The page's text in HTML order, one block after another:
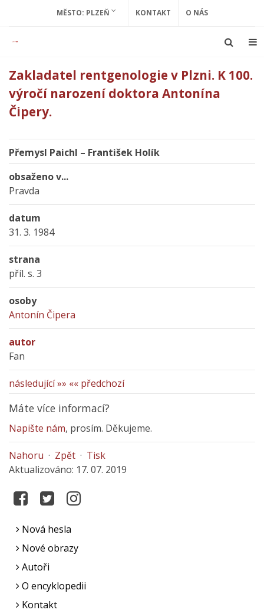
MĚSTO: PLZEŇ KONTAKT O NÁS
Zakladatel rentgenologie v Plzni. K 100.
výročí narození doktora Antonína
Čipery.
Přemysl Paichl – František Holík
obsaženo v...
Pravda
datum
31. 3. 1984
strana
příl. s. 3
osoby
Antonín Čipera
autor
Fan
následující »» «« předchozí
Máte více informací?
Napište nám, prosím. Děkujeme.
Nahoru · Zpět · Tisk
Aktualizováno: 17. 07. 2019
Nová hesla
Nové obrazy
Autoři
O encyklopedii
Kontakt